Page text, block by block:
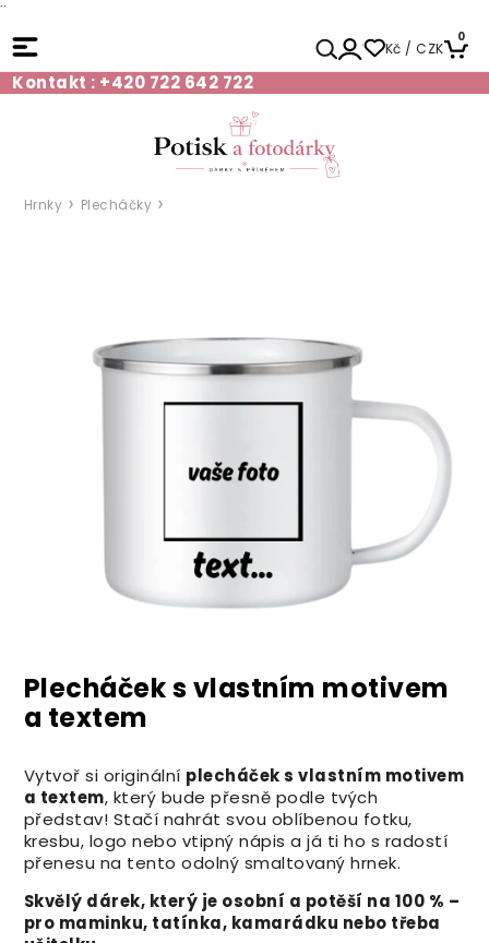
¨
Kč / CZK
0
Kontakt : +420 722 642 722
Hrnky Plecháčky
Plecháček s vlastním motivem
a textem
Vytvoř si originální plecháček s vlastním motivem
a textem, který bude přesně podle tvých
představ! Stačí nahrát svou oblíbenou fotku,
kresbu, logo nebo vtipný nápis a já ti ho s radostí
přenesu na tento odolný smaltovaný hrnek.
Skvělý dárek, který je osobní a potěší na 100 % –
pro maminku, tatínka, kamarádku nebo třeba